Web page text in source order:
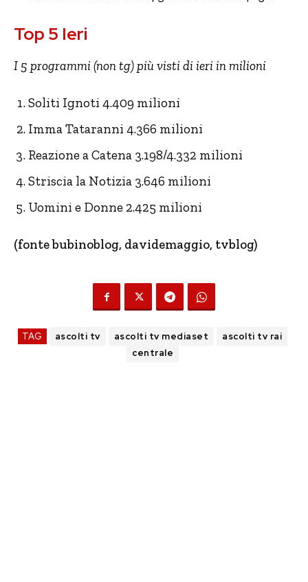
Top 5 Ieri
I 5 programmi (non tg) più visti di ieri in milioni
Soliti Ignoti 4.409 milioni
Imma Tataranni 4.366 milioni
Reazione a Catena 3.198/4.332 milioni
Striscia la Notizia 3.646 milioni
Uomini e Donne 2.425 milioni
(fonte bubinoblog, davidemaggio, tvblog)
TAG ascolti tv ascolti tv mediaset
ascolti tv rai
centrale